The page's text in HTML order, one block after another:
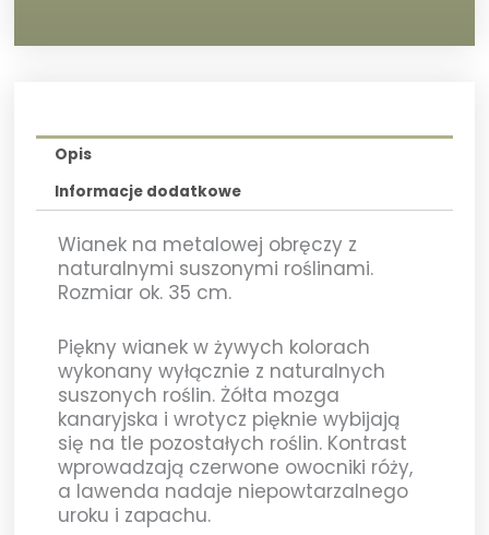
Opis
Informacje dodatkowe
Wianek na metalowej obręczy z
naturalnymi suszonymi roślinami.
Rozmiar ok. 35 cm.
Piękny wianek w żywych kolorach
wykonany wyłącznie z naturalnych
suszonych roślin. Żółta mozga
kanaryjska i wrotycz pięknie wybijają
się na tle pozostałych roślin. Kontrast
wprowadzają czerwone owocniki róży,
a lawenda nadaje niepowtarzalnego
uroku i zapachu.